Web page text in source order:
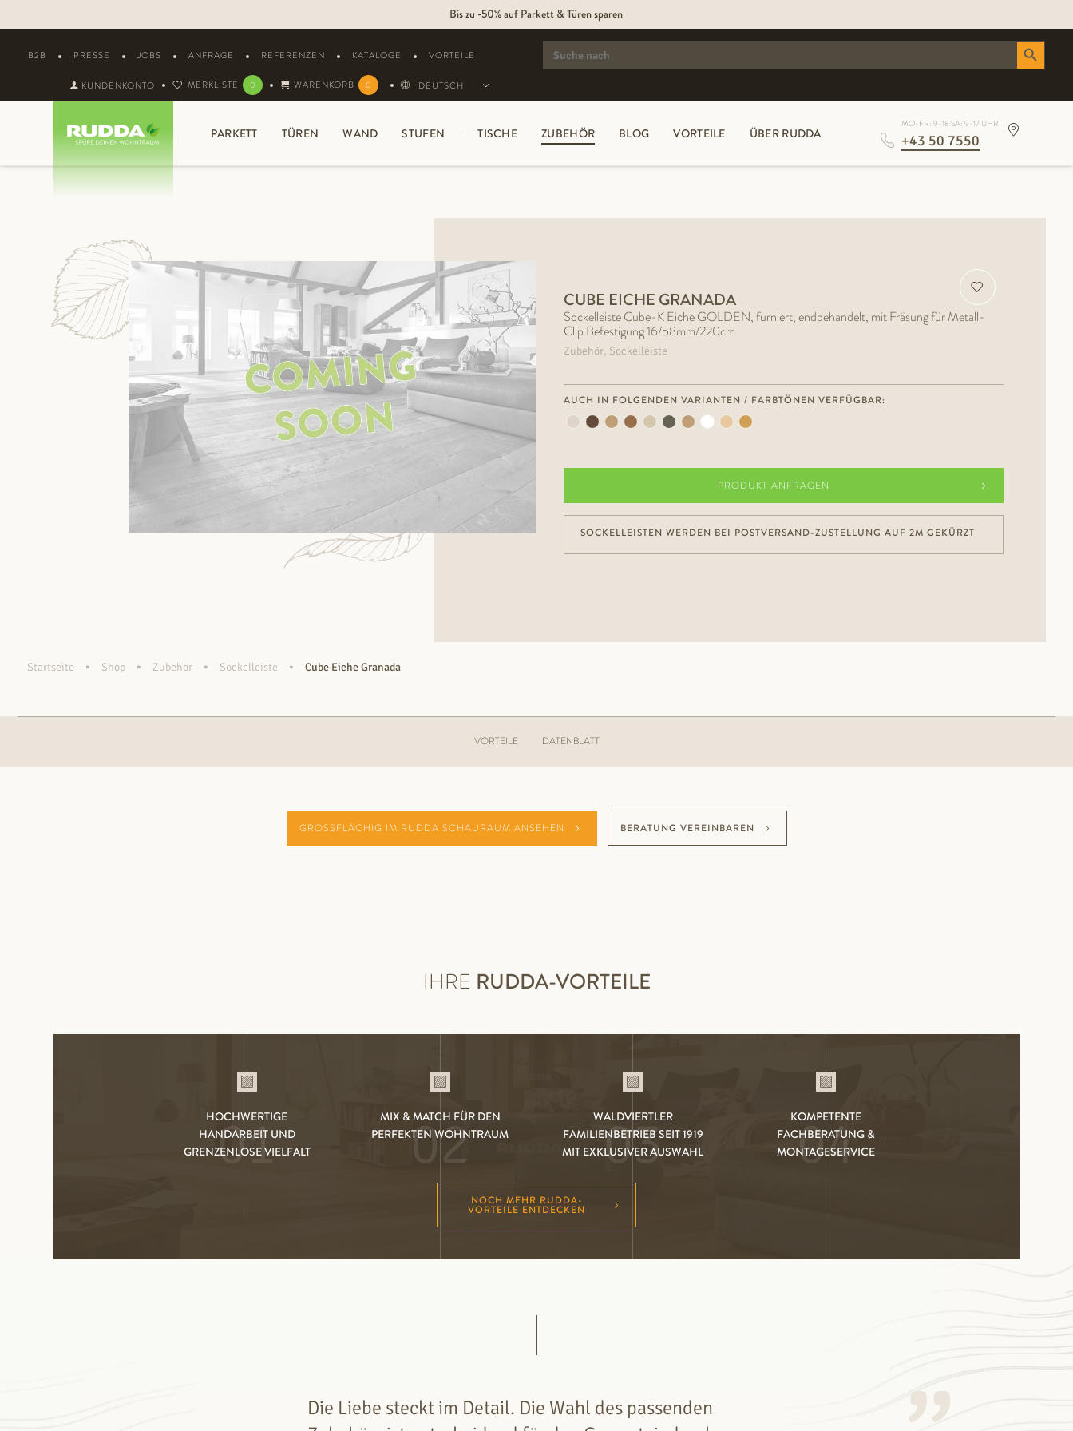
Bis zu -50% auf Parkett & Türen sparen
B2B PRESSE JOBS ANFRAGE REFERENZEN KATALOGE VORTEILE
SEARCH
FOR:
Search Button
KUNDENKONTO MERKLISTE 0 WARENKORB 0 DEUTSCH
PARKETT TÜREN WAND STUFEN TISCHE ZUBEHÖR BLOG VORTEILE ÜBER RUDDA
MO-FR: 9-18 SA: 9-17 UHR
+43 50 7550
CUBE EICHE GRANADA
Sockelleiste Cube-K Eiche GOLDEN, furniert, endbehandelt, mit Fräsung für Metall-
Clip Befestigung 16/58mm/220cm
Zubehör, Sockelleiste
AUCH IN FOLGENDEN VARIANTEN / FARBTÖNEN VERFÜGBAR:
PRODUKT ANFRAGEN
SOCKELLEISTEN WERDEN BEI POSTVERSAND-ZUSTELLUNG AUF 2M GEKÜRZT
Startseite • Shop • Zubehör • Sockelleiste • Cube Eiche Granada
VORTEILE DATENBLATT
GROSSFLÄCHIG IM RUDDA SCHAURAUM ANSEHEN BERATUNG VEREINBAREN
IHRE RUDDA-VORTEILE
HOCHWERTIGE
HANDARBEIT UND
GRENZENLOSE VIELFALT
01
MIX & MATCH FÜR DEN
PERFEKTEN WOHNTRAUM
02
WALDVIERTLER
FAMILIENBETRIEB SEIT 1919
MIT EXKLUSIVER AUSWAHL
03
KOMPETENTE
FACHBERATUNG &
MONTAGESERVICE
04
NOCH MEHR RUDDA-
VORTEILE ENTDECKEN
Die Liebe steckt im Detail. Die Wahl des passenden